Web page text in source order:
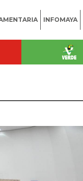
INFOMAYA